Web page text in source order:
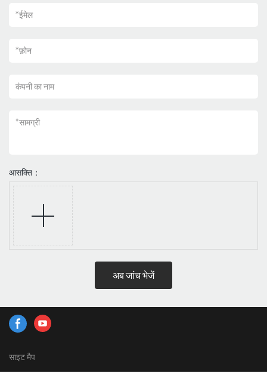
*ईमेल
*फ़ोन
कंपनी का नाम
*सामग्री
आसक्ति：
अब जांच भेजें
साइट मैप